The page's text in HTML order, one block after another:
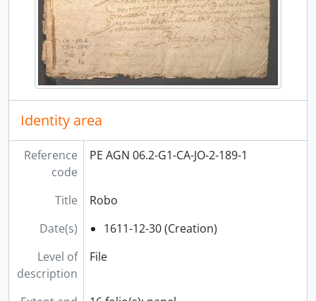
[Unidad de instalación] CAJA 190
[Unidad de instalación] CAJA 191
[Unidad de instalación] CAJA 192
[Unidad de instalación] CAJA 193
[Unidad de instalación] CAJA 194
[Unidad de instalación] CAJA 195
[Unidad de instalación] CAJA 198
[Unidad de instalación] CAJA 199
[Unidad de instalación] CAJA 203
[Unidad de instalación] CAJA 207
Identity area
Reference
code
PE AGN 06.2-G1-CA-JO-2-189-1
Title
Robo
Date(s)
1611-12-30 (Creation)
Level of
description
File